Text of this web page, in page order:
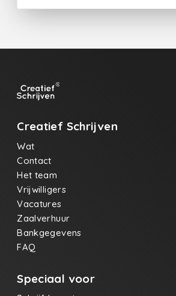
van het ene moment op het
mag je letterlijk nemen. Een mens
Altijd. Het kan heel bevredigend zijn
Dat doe ik dan ook heel frequent
plezier. Als schrijver heb je nochtans
schrijft over je leven zoals het is, of
leukt de boel wat op, of je wentelt
negativiteit en maakt alles nog wat
in werkelijkheid is, of je vlucht in de
zijn op z’n minst vier keuzes. Zoals
over een palet beschikt om zijn verf
kan je als schrijver met enkele
eigen wereld creëren door
hartenlust te mengen met die vier
keuzemogelijkheden. Ik zeg maar
vluchten in je fantasie doe je best
stappend, anders ‘loop’ je het
bedenkt van een bedenkelijk niveau
Creatief Schrijven
Wat
Contact
Het team
Vrijwilligers
Vacatures
Zaalverhuur
Bankgegevens
FAQ
Speciaal voor